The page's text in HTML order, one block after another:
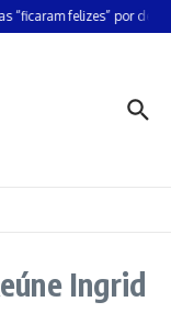
felizes” por deixar
Ingrid